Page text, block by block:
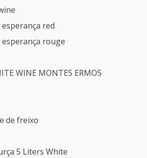
red
rouge
WINE MONTES ERMOS
de freixo
5 Liters White